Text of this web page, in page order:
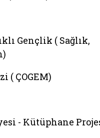
Gençlik ( Sağlık,
( ÇOGEM)
- Kütüphane